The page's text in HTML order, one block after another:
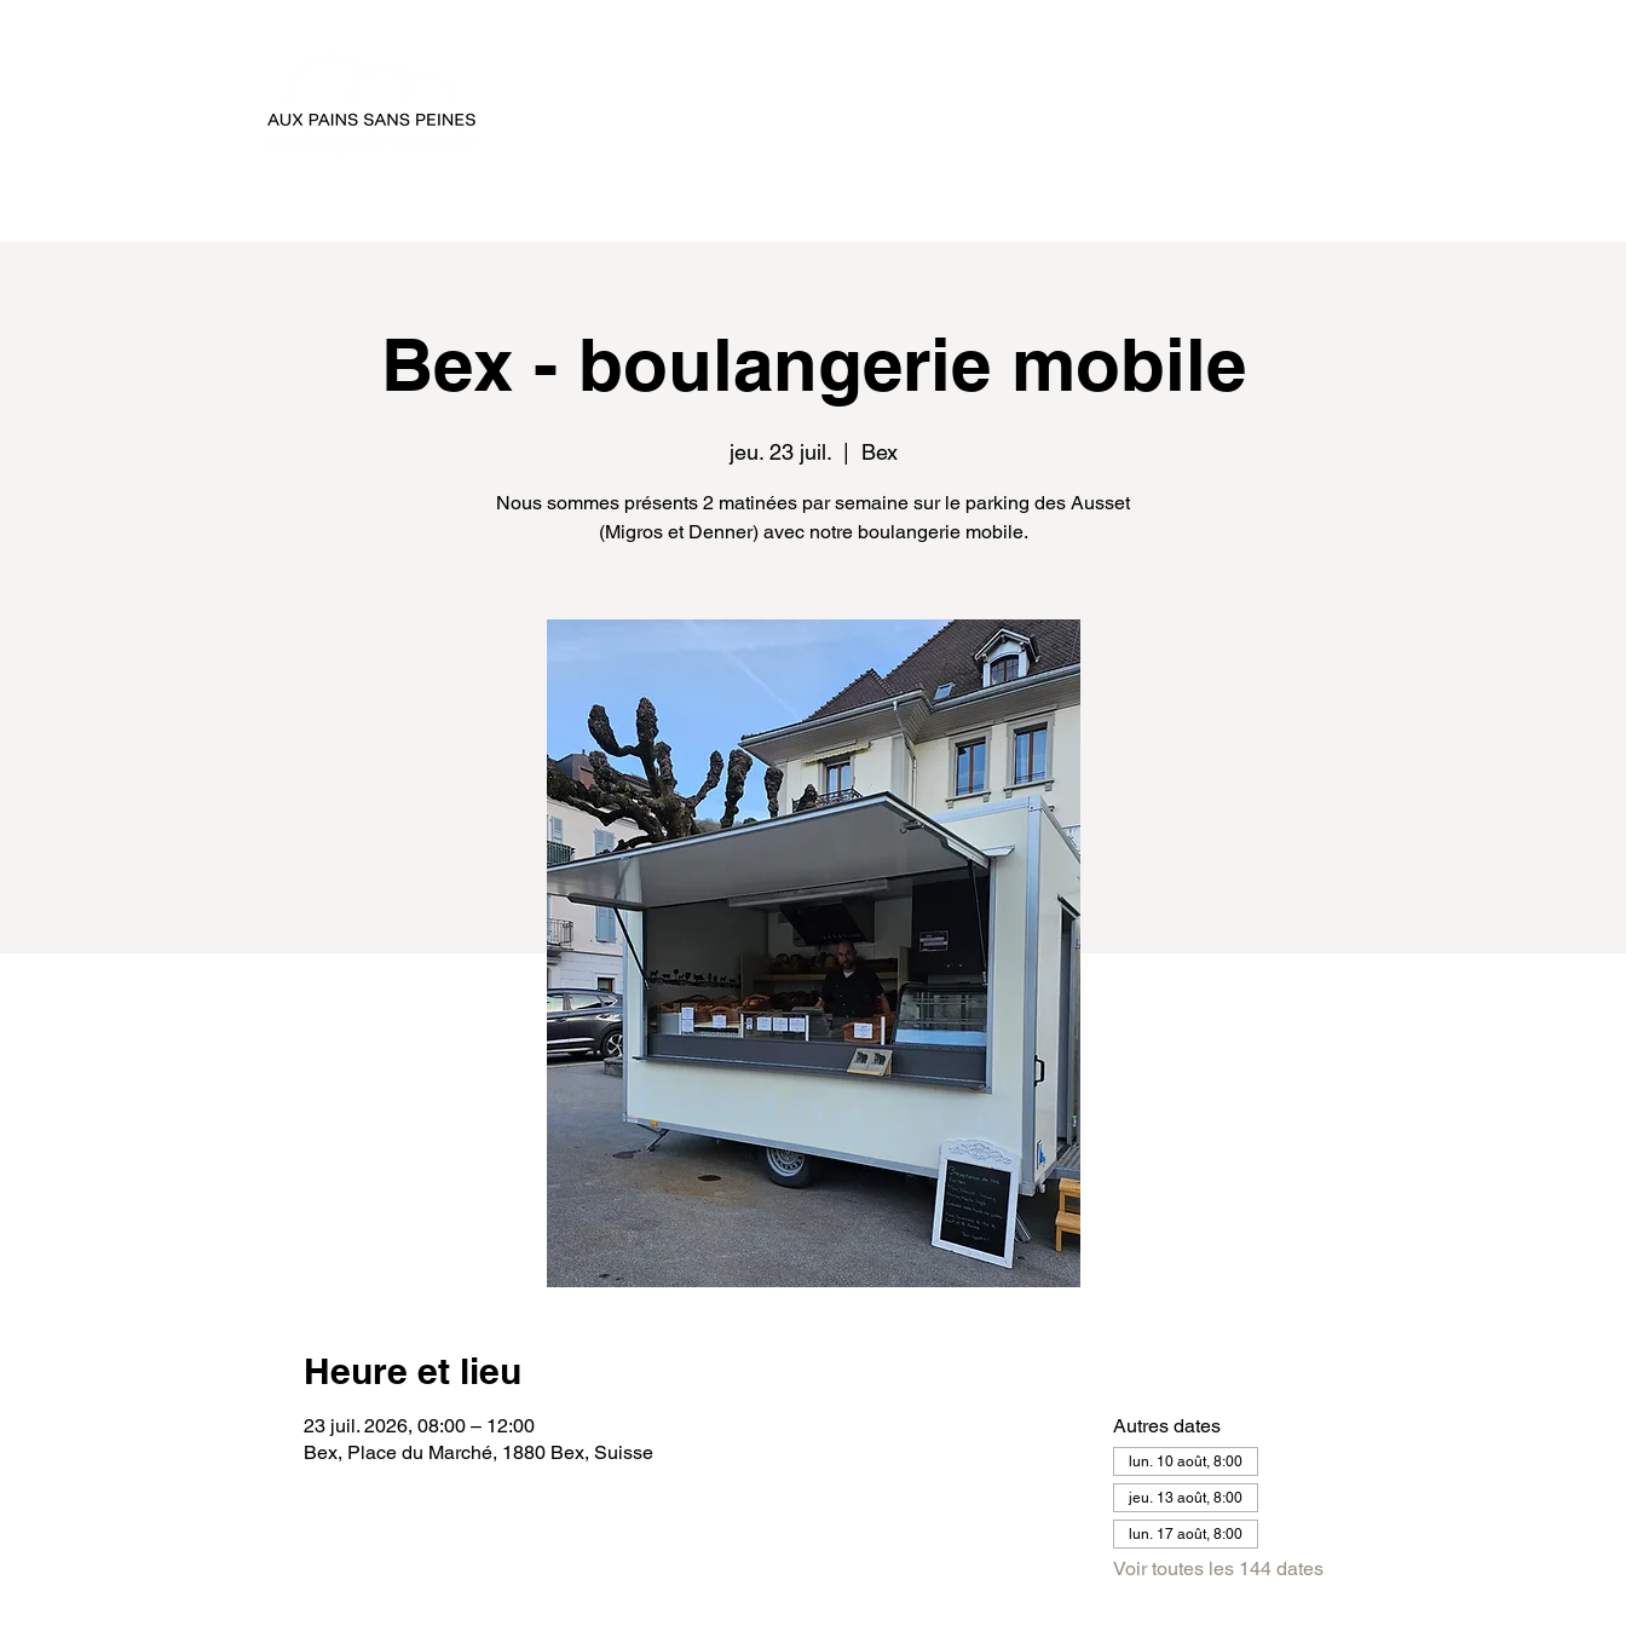
Bex - boulangerie mobile
jeu. 23 juil.
  |
Bex
Nous sommes présents 2 matinées par semaine sur le parking des Ausset
(Migros et Denner) avec notre boulangerie mobile.
Heure et lieu
23 juil. 2026, 08:00 – 12:00
Bex, Place du Marché, 1880 Bex, Suisse
Autres dates
lun. 10 août, 8:00
jeu. 13 août, 8:00
lun. 17 août, 8:00
Voir toutes les 144 dates